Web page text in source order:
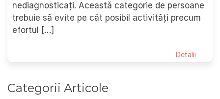
nediagnosticați. Această categorie de persoane
trebuie să evite pe cât posibil activități precum
efortul […]
Detalii
Categorii Articole